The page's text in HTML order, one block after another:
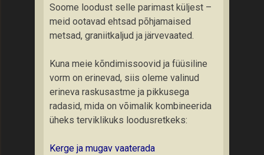
Soome loodust selle parimast küljest –
meid ootavad ehtsad põhjamaised
metsad, graniitkaljud ja järvevaated.
Kuna meie kõndimissoovid ja füüsiline
vorm on erinevad, siis oleme valinud
erineva raskusastme ja pikkusega
radasid, mida on võimalik kombineerida
üheks terviklikuks loodusretkeks:
Kerge ja mugav vaaterada